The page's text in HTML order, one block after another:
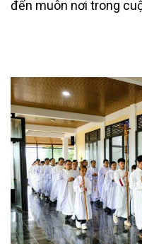
đến muôn nơi trong